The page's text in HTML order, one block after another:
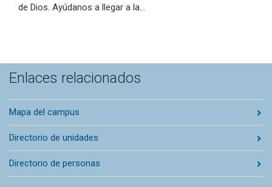
de Dios. Ayúdanos a llegar a la…
Enlaces relacionados
Mapa del campus
Directorio de unidades
Directorio de personas